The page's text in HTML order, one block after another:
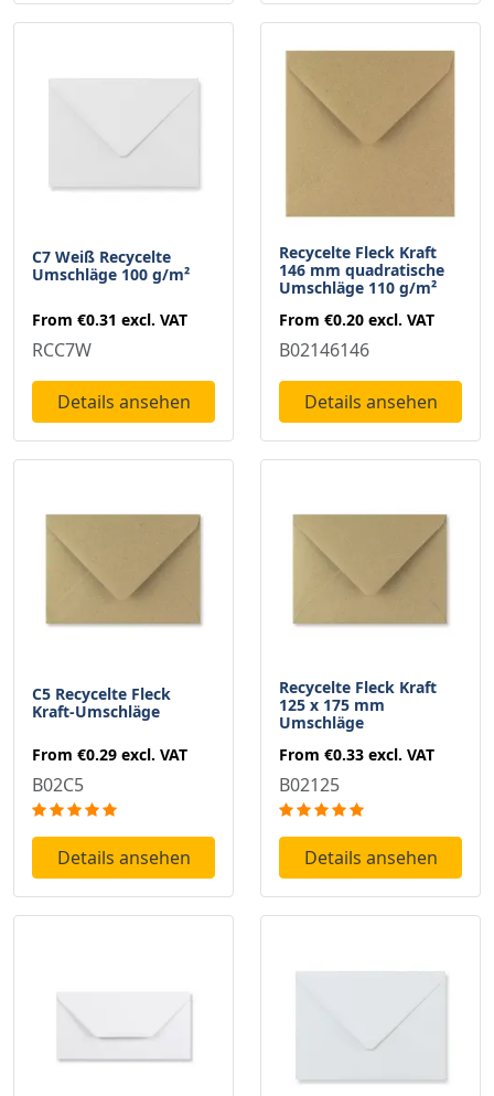
C7 Weiß Recycelte
Umschläge 100 g/m²
From €0.31 excl. VAT
RCC7W
Details ansehen
Recycelte Fleck Kraft
146 mm quadratische
Umschläge 110 g/m²
From €0.20 excl. VAT
B02146146
Details ansehen
C5 Recycelte Fleck
Kraft-Umschläge
From €0.29 excl. VAT
B02C5
Details ansehen
Recycelte Fleck Kraft
125 x 175 mm
Umschläge
From €0.33 excl. VAT
B02125
Details ansehen